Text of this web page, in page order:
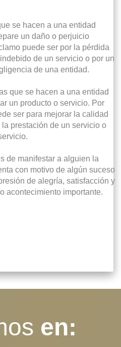
se hacen a una entidad
un daño o perjuicio
puede ser por la pérdida
de un servicio o por un
de una entidad.
que se hacen a una entidad
un producto o servicio. Por
ser para mejorar la calidad
prestación de un servicio o
de manifestar a alguien la
con motivo de algún suceso
de alegría, satisfacción y
acontecimiento importante.
en: